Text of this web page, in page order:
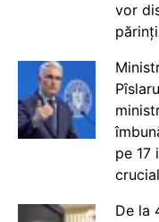
vor
pe 17
crucial
De la